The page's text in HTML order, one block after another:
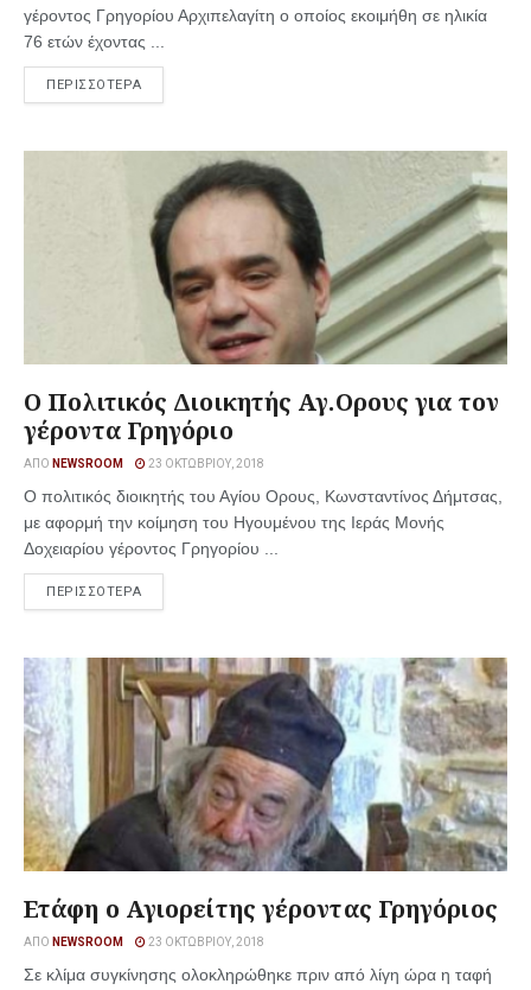
γέροντος Γρηγορίου Αρχιπελαγίτη ο οποίος εκοιμήθη σε ηλικία
76 ετών έχοντας ...
ΠΕΡΙΣΣΟΤΕΡΑ
Ο Πολιτικός Διοικητής Αγ.Ορους για τον
γέροντα Γρηγόριο
ΑΠΌ NEWSROOM 23 ΟΚΤΩΒΡΊΟΥ, 2018
Ο πολιτικός διοικητής του Αγίου Ορους, Κωνσταντίνος Δήμτσας,
με αφορμή την κοίμηση του Ηγουμένου της Ιεράς Μονής
Δοχειαρίου γέροντος Γρηγορίου ...
ΠΕΡΙΣΣΟΤΕΡΑ
Ετάφη ο Αγιορείτης γέροντας Γρηγόριος
ΑΠΌ NEWSROOM 23 ΟΚΤΩΒΡΊΟΥ, 2018
Σε κλίμα συγκίνησης ολοκληρώθηκε πριν από λίγη ώρα η ταφή